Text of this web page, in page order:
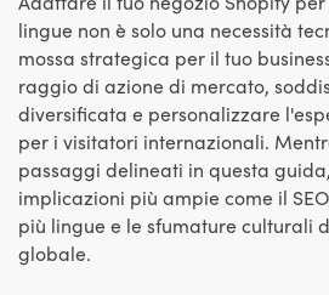
lingue non è solo una necessità
mossa strategica per il tuo
raggio di azione di mercato,
diversificata e personalizzare
per i visitatori internazionali.
passaggi delineati in questa
implicazioni più ampie come il
più lingue e le sfumature culturali
globale.